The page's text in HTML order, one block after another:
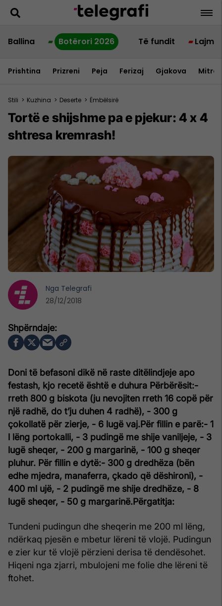
Ballina Botërori 2026 Të fundit Lajme
Prishtina Prizreni Peja Ferizaj Gjakova
Stili > Kuzhina > Deserte > Ëmbëlsirë
Tortë e shijshme pa e pjekur: 4 x 4
shtresa kremrash!
Doni të befasoni dikë në raste ditëlindjeje apo
festash, kjo recetë është e duhura Përbërësit:-
rreth 800 g biskota (ju nevojiten rreth 16 copë për
një radhë, do t’ju duhen 4 radhë), - 300 g
çokollatë për zierje, - 6 lugë vaj.Për fillin e parë:- 1
l lëng portokalli, - 3 pudingë me shije vaniljeje, - 3
lugë sheqer, - 200 g margarinë, - 100 g sheqer
pluhur. Për fillin e dytë:- 300 g dredhëza (bën
edhe mjedra, manaferra, çkado që dëshironi), -
400 ml ujë, - 2 pudingë me shije dredhëze, - 8
lugë sheqer, - 50 g margarinë.Përgatitja:
Tundeni pudingun dhe sheqerin me 200 ml lëng,
ndërkaq pjesën e mbetur lëreni të vlojë. Pudingun
e zier kur të vlojë përzieni derisa të dendësohet.
Hiqeni nga zjarri, mbulojeni me folie dhe lëreni të
ftohet.
Nga Telegrafi
28/12/2018